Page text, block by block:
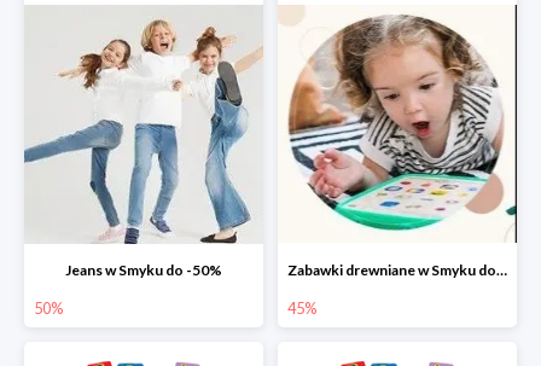
Jeans w Smyku do -50%
50%
Zabawki drewniane w Smyku do -45%
45%